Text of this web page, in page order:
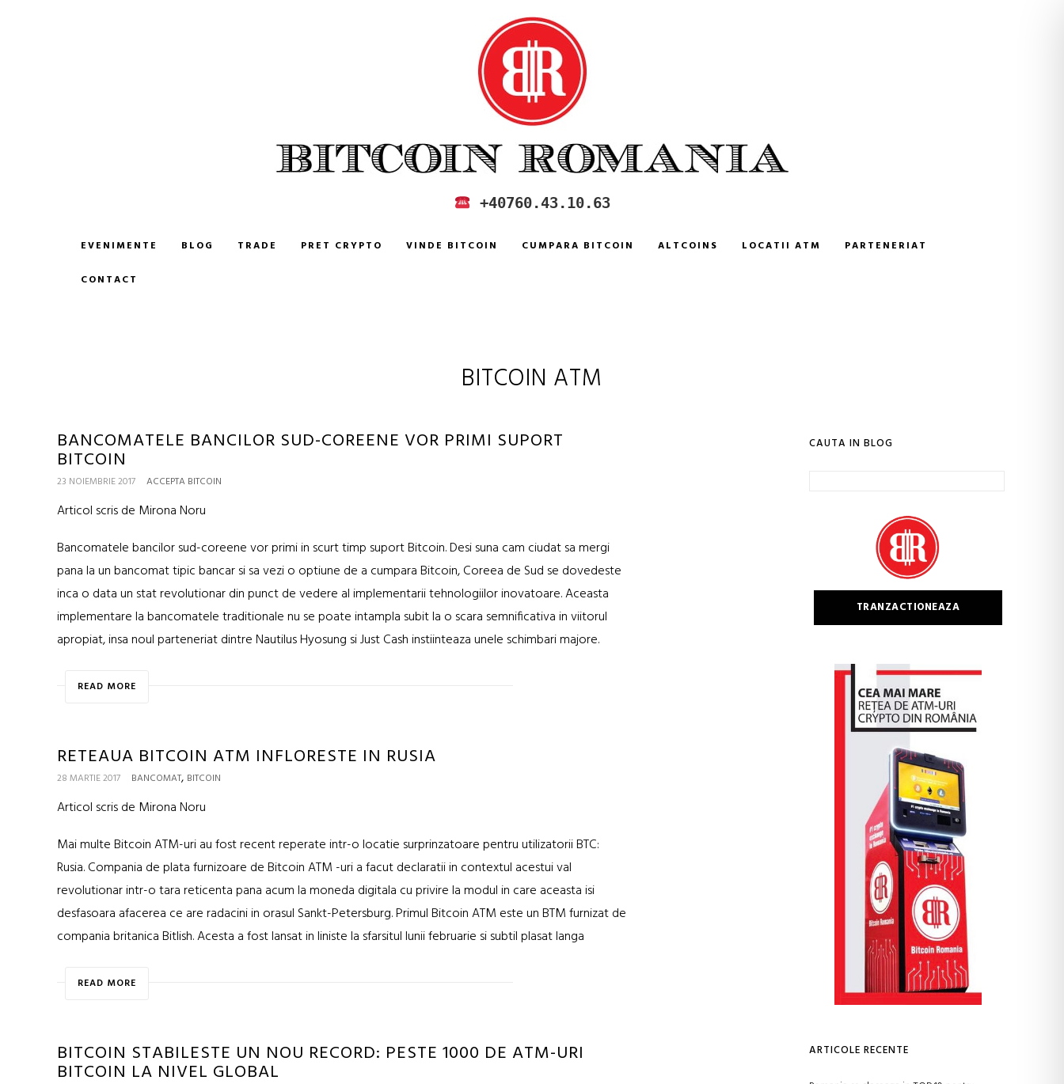
CUMPARA SI VINDE BITCOIN IN ROMANIA +40760.43.10.63
EVENIMENTE BLOG TRADE PRET CRYPTO VINDE BITCOIN CUMPARA BITCOIN ALTCOINS LOCATII ATM PARTENERIAT
CONTACT
BITCOIN ATM
BANCOMATELE BANCILOR SUD-COREENE VOR PRIMI SUPORT
BITCOIN
23 NOIEMBRIE 2017 ACCEPTA BITCOIN
Articol scris de Mirona Noru
Bancomatele bancilor sud-coreene vor primi in scurt timp suport Bitcoin. Desi suna cam ciudat sa mergi
pana la un bancomat tipic bancar si sa vezi o optiune de a cumpara Bitcoin, Coreea de Sud se dovedeste
inca o data un stat revolutionar din punct de vedere al implementarii tehnologiilor inovatoare. Aceasta
implementare la bancomatele traditionale nu se poate intampla subit la o scara semnificativa in viitorul
apropiat, insa noul parteneriat dintre Nautilus Hyosung si Just Cash instiinteaza unele schimbari majore.
READ MORE
RETEAUA BITCOIN ATM INFLORESTE IN RUSIA
28 MARTIE 2017 BANCOMAT, BITCOIN
Articol scris de Mirona Noru
Mai multe Bitcoin ATM-uri au fost recent reperate intr-o locatie surprinzatoare pentru utilizatorii BTC:
Rusia. Compania de plata furnizoare de Bitcoin ATM -uri a facut declaratii in contextul acestui val
revolutionar intr-o tara reticenta pana acum la moneda digitala cu privire la modul in care aceasta isi
desfasoara afacerea ce are radacini in orasul Sankt-Petersburg. Primul Bitcoin ATM este un BTM furnizat de
compania britanica Bitlish. Acesta a fost lansat in liniste la sfarsitul lunii februarie si subtil plasat langa
READ MORE
BITCOIN STABILESTE UN NOU RECORD: PESTE 1000 DE ATM-URI
BITCOIN LA NIVEL GLOBAL
CAUTA IN BLOG
TRANZACTIONEAZA
ARTICOLE RECENTE